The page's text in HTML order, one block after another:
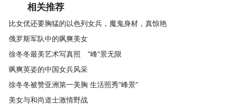
相关推荐
比女优还要胸猛的以色列女兵，魔鬼身材，真惊艳
俄罗斯军队中的飒爽美女
徐冬冬最美艺术写真照 “峰”景无限
飒爽英姿的中国女兵风采
徐冬冬被赞亚洲第一美胸 生活照秀“峰景”
美女与和尚道士激情野战